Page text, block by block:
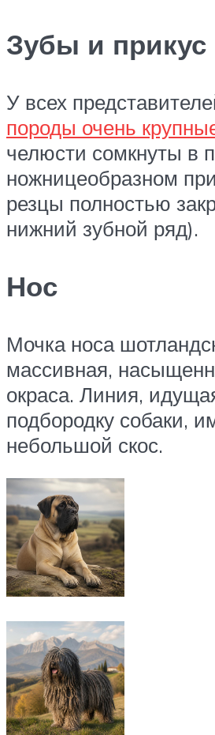
Зубы и прикус
У всех
породы очень
челюсти сомкнуты в
ножницеобразном
резцы полностью
нижний зубной ряд).
Нос
Мочка носа
массивная,
окраса. Линия,
подбородку собаки,
небольшой скос.